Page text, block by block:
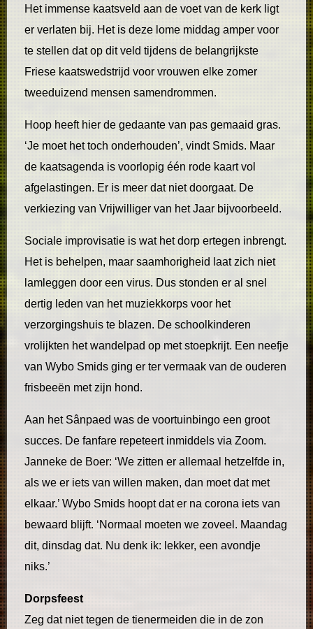
Het immense kaatsveld aan de voet van de kerk ligt
er verlaten bij. Het is deze lome middag amper voor
te stellen dat op dit veld tijdens de belangrijkste
Friese kaatswedstrijd voor vrouwen elke zomer
tweeduizend mensen samendrommen.
Hoop heeft hier de gedaante van pas gemaaid gras.
‘Je moet het toch onderhouden’, vindt Smids. Maar
de kaatsagenda is voorlopig één rode kaart vol
afgelastingen. Er is meer dat niet doorgaat. De
verkiezing van Vrijwilliger van het Jaar bijvoorbeeld.
Sociale improvisatie is wat het dorp ertegen inbrengt.
Het is behelpen, maar saamhorigheid laat zich niet
lamleggen door een virus. Dus stonden er al snel
dertig leden van het muziekkorps voor het
verzorgingshuis te blazen. De schoolkinderen
vrolijkten het wandelpad op met stoepkrijt. Een neefje
van Wybo Smids ging er ter vermaak van de ouderen
frisbeeën met zijn hond.
Aan het Sânpaed was de voortuinbingo een groot
succes. De fanfare repeteert inmiddels via Zoom.
Janneke de Boer: ‘We zitten er allemaal hetzelfde in,
als we er iets van willen maken, dan moet dat met
elkaar.’ Wybo Smids hoopt dat er na corona iets van
bewaard blijft. ‘Normaal moeten we zoveel. Maandag
dit, dinsdag dat. Nu denk ik: lekker, een avondje
niks.’
Dorpsfeest
Zeg dat niet tegen de tienermeiden die in de zon